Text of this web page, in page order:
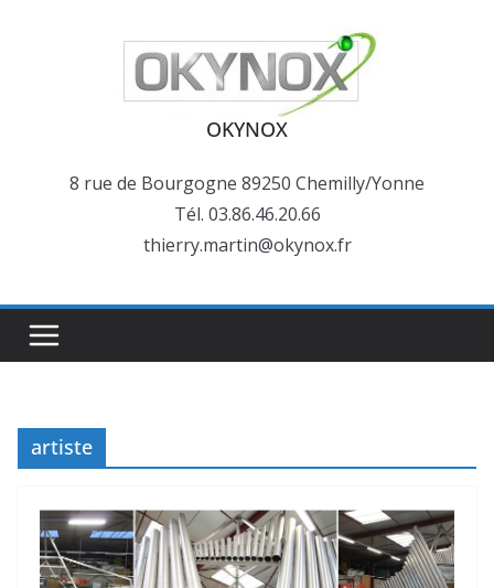
OKYNOX
8 rue de Bourgogne 89250 Chemilly/Yonne
Tél. 03.86.46.20.66
thierry.martin@okynox.fr
artiste